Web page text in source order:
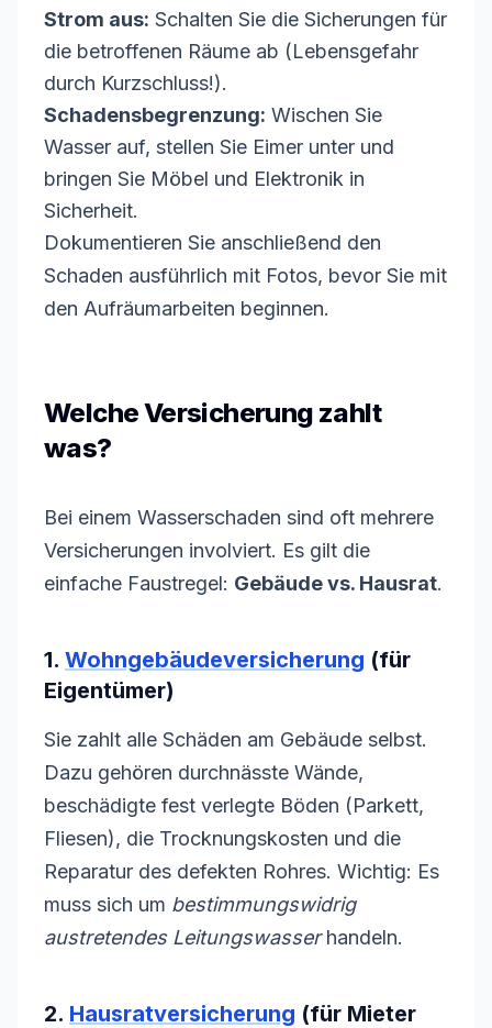
Strom aus: Schalten Sie die Sicherungen für
die betroffenen Räume ab (Lebensgefahr
durch Kurzschluss!).
Schadensbegrenzung: Wischen Sie
Wasser auf, stellen Sie Eimer unter und
bringen Sie Möbel und Elektronik in
Sicherheit.
Dokumentieren Sie anschließend den
Schaden ausführlich mit Fotos, bevor Sie mit
den Aufräumarbeiten beginnen.
Welche Versicherung zahlt
was?
Bei einem Wasserschaden sind oft mehrere
Versicherungen involviert. Es gilt die
einfache Faustregel: Gebäude vs. Hausrat.
1. Wohngebäudeversicherung (für
Eigentümer)
Sie zahlt alle Schäden am Gebäude selbst.
Dazu gehören durchnässte Wände,
beschädigte fest verlegte Böden (Parkett,
Fliesen), die Trocknungskosten und die
Reparatur des defekten Rohres. Wichtig: Es
muss sich um bestimmungswidrig
austretendes Leitungswasserhandeln.
2. Hausratversicherung (für Mieter